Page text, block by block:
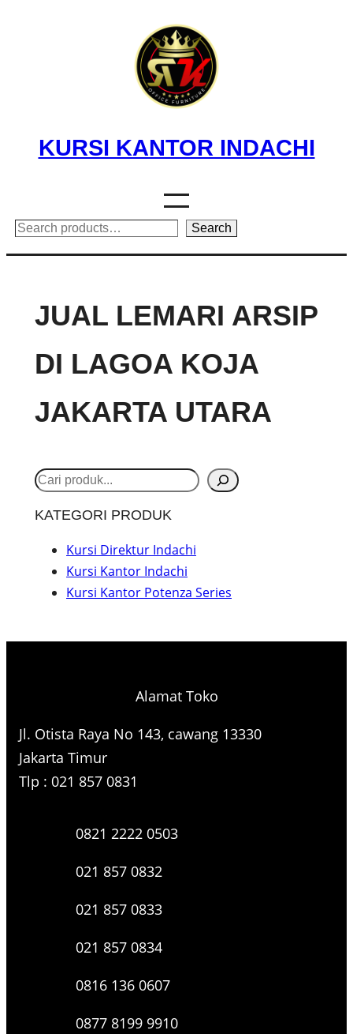
KURSI KANTOR INDACHI
Search Search
JUAL LEMARI ARSIP
DI LAGOA KOJA
JAKARTA UTARA
S
KATEGORI PRODUK
Kursi Direktur Indachi
Kursi Kantor Indachi
Kursi Kantor Potenza Series
Alamat Toko
Jl. Otista Raya No 143, cawang 13330
Jakarta Timur
Tlp : 021 857 0831
0821 2222 0503
021 857 0832
021 857 0833
021 857 0834
0816 136 0607
0877 8199 9910